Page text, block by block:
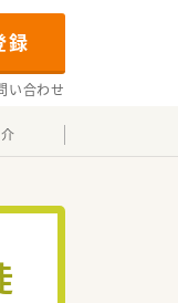
録
い合わせ